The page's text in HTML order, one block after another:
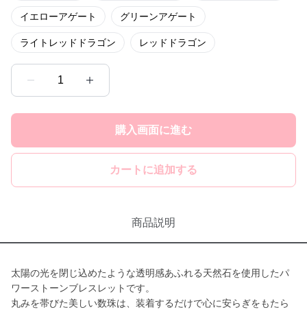
イエローアゲート グリーンアゲート
ライトレッドドラゴン レッドドラゴン
1
購入画面に進む
カートに追加する
商品説明
太陽の光を閉じ込めたような透明感あふれる天然石を使用したパ
ワーストーンブレスレットです。
丸みを帯びた美しい数珠は、装着するだけで心に安らぎをもたら